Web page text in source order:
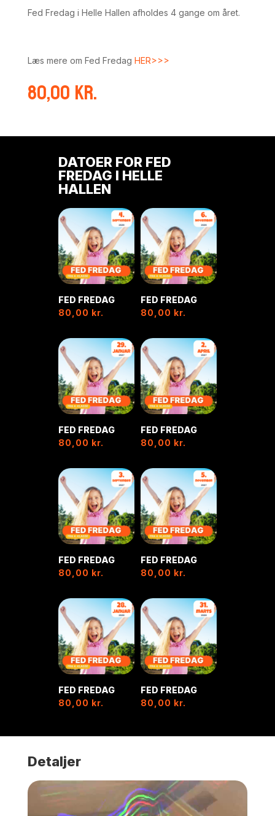
Fed Fredag i Helle Hallen afholdes 4 gange om året.
Læs mere om Fed Fredag HER>>>
80,00kr.
DATOER FOR FED
FREDAG I HELLE
HALLEN
FED FREDAG
80,00 kr.
FED FREDAG
80,00 kr.
FED FREDAG
80,00 kr.
FED FREDAG
80,00 kr.
FED FREDAG
80,00 kr.
FED FREDAG
80,00 kr.
FED FREDAG
80,00 kr.
FED FREDAG
80,00 kr.
Detaljer